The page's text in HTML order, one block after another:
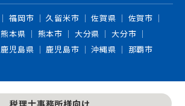
福岡市 久留米市 佐賀県
佐賀市
熊本県 熊本市 大分県
大分市
鹿児島県 鹿児島市 沖縄県 那覇市